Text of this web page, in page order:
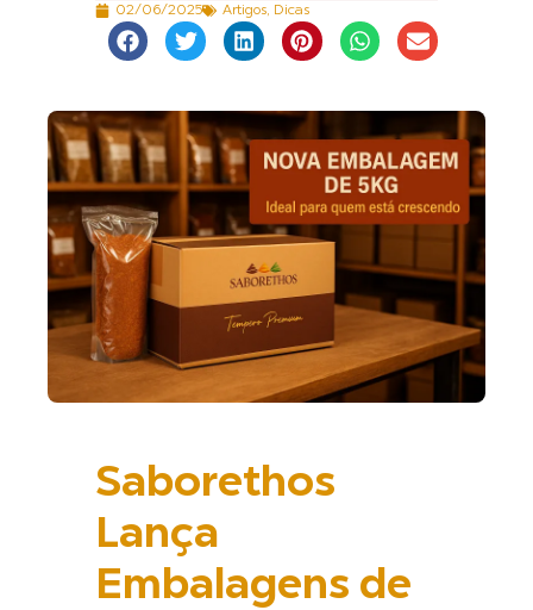
02/06/2025 Artigos, Dicas
Saborethos
Lança
Embalagens de